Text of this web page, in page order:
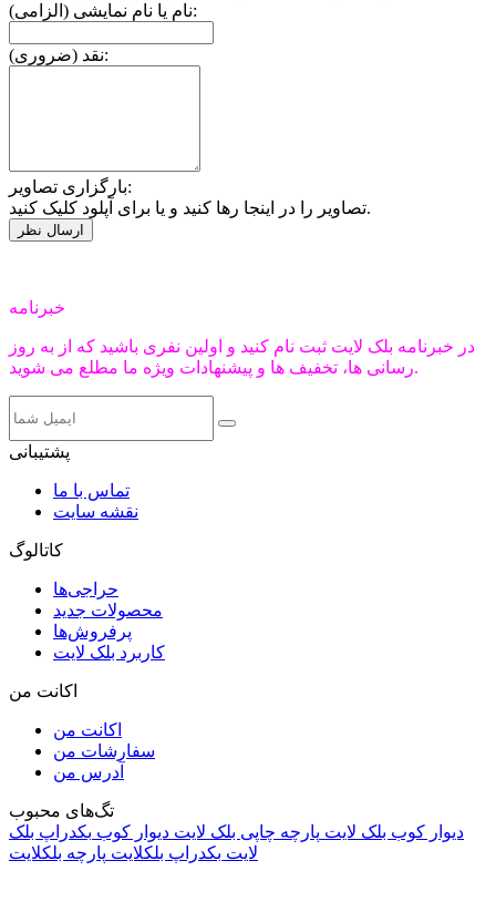
نام یا نام نمایشی (الزامی):
نقد (ضروری):
بارگزاری تصاویر:
تصاویر را در اینجا رها کنید و یا برای آپلود کلیک کنید.
خبرنامه
در خبرنامه بلک لایت ثبت نام کنید و اولین نفری باشید که از به روز
رسانی ها، تخفیف ها و پیشنهادات ویژه ما مطلع می شوید.
پشتیبانی
تماس با ما
نقشه سایت
کاتالوگ
حراجی‌ها
محصولات جدید
پرفروش‌ها
کاربرد بلک لایت
اکانت من
اکانت من
سفارشات من
آدرس من
تگ‌های محبوب
دیوار کوب بلک لایت پارچه چاپی بلک لایت دیوار کوب بکدراپ بلک
لایت بکدراپ بلکلایت پارچه بلکلایت